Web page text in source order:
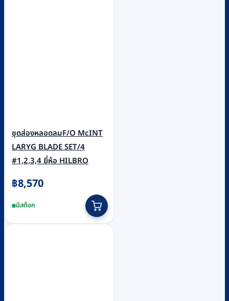
ชุดส่องหลอดลมF/O McINT
LARYG BLADE SET/4
#1,2,3,4 ยี่ห้อ HILBRO
฿8,570
มีสต็อก